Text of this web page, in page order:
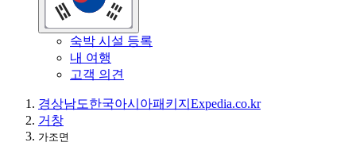
숙박 시설 등록
내 여행
고객 의견
경상남도한국아시아패키지 Expedia.co.kr
거창
가조면